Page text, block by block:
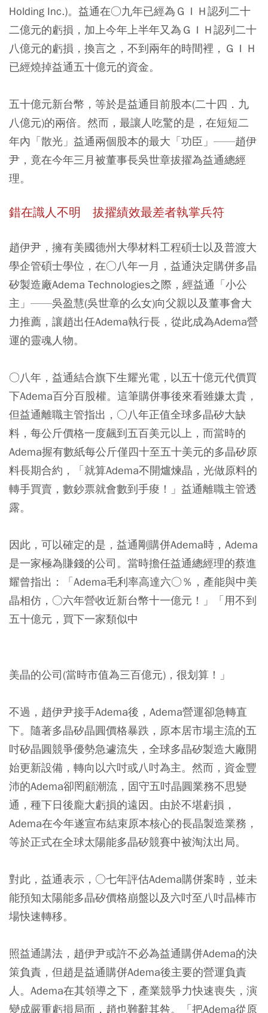
Holding Inc.)。益通在○九年已經為ＧＩＨ認列二十
二億元的虧損，加上今年上半年又為ＧＩＨ認列二十
八億元的虧損，換言之，不到兩年的時間裡，ＧＩＨ
已經燒掉益通五十億元的資金。
五十億元新台幣，等於是益通目前股本(二十四．九
八億元)的兩倍。然而，最讓人吃驚的是，在短短二
年內「散光」益通兩個股本的最大「功臣」——趙伊
尹，竟在今年三月被董事長吳世章拔擢為益通總經
理。
錯在識人不明 拔擢績效最差者執掌兵符
趙伊尹，擁有美國德州大學材料工程碩士以及普渡大
學企管碩士學位，在○八年一月，益通決定購併多晶
矽製造廠Adema Technologies之際，經益通「小公
主」——吳盈慧(吳世章的么女)向父親以及董事會大
力推薦，讓趙出任Adema執行長，從此成為Adema營
運的靈魂人物。
○八年，益通結合旗下生耀光電，以五十億元代價買
下Adema百分百股權。這筆購併事後來看雖嫌太貴，
但益通離職主管指出，○八年正值全球多晶矽大缺
料，每公斤價格一度飆到五百美元以上，而當時的
Adema握有數紙每公斤僅四十至五十美元的多晶矽原
料長期合約，「就算Adema不開爐煉晶，光做原料的
轉手買賣，數鈔票就會數到手痠！」益通離職主管透
露。
因此，可以確定的是，益通剛購併Adema時，Adema
是一家極為賺錢的公司。當時擔任益通總經理的蔡進
耀曾指出：「Adema毛利率高達六○％，產能與中美
晶相仿，○六年營收近新台幣十一億元！」「用不到
五十億元，買下一家類似中
美晶的公司(當時市值為三百億元)，很划算！」
不過，趙伊尹接手Adema後，Adema營運卻急轉直
下。隨著多晶矽晶圓價格暴跌，原本居市場主流的五
吋矽晶圓競爭優勢急遽流失，全球多晶矽製造大廠開
始更新設備，轉向以六吋或八吋為主。然而，資金豐
沛的Adema卻罔顧潮流，固守五吋晶圓業務不思變
通，種下日後龐大虧損的遠因。由於不堪虧損，
Adema在今年遂宣布結束原本核心的長晶製造業務，
等於正式在全球太陽能多晶矽競賽中被淘汰出局。
對此，益通表示，○七年評估Adema購併案時，並未
能預知太陽能多晶矽價格崩盤以及六吋至八吋晶棒市
場快速轉移。
照益通講法，趙伊尹或許不必為益通購併Adema的決
策負責，但趙是益通購併Adema後主要的營運負責
人。Adema在其領導之下，產業競爭力快速喪失，演
變成嚴重虧損局面，趙也難辭其咎。「把Adema從原